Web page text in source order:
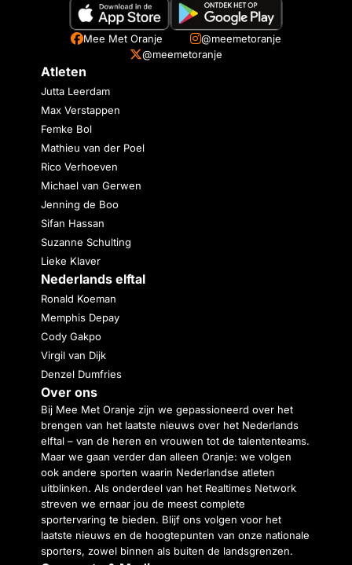
Mee Met Oranje
@meemetoranje
@meemetoranje
Atleten
Jutta Leerdam
Max Verstappen
Femke Bol
Mathieu van der Poel
Rico Verhoeven
Michael van Gerwen
Jenning de Boo
Sifan Hassan
Suzanne Schulting
Lieke Klaver
Nederlands elftal
Ronald Koeman
Memphis Depay
Cody Gakpo
Virgil van Dijk
Denzel Dumfries
Over ons
Bij Mee Met Oranje zijn we gepassioneerd over het
brengen van het laatste nieuws over het Nederlands
elftal – van de heren en vrouwen tot de talententeams.
Maar we gaan verder dan alleen Oranje: we volgen
ook andere sporten waarin Nederlandse atleten
uitblinken. Als onderdeel van het Realtimes Network
streven we ernaar jou de meest complete
sportervaring te bieden. Blijf ons volgen voor het
laatste nieuws en de hoogtepunten van onze nationale
sporters, zowel binnen als buiten de landsgrenzen.